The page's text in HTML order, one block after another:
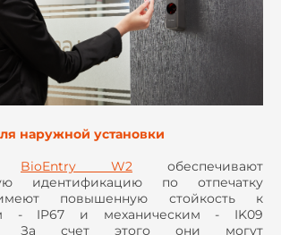
наружной установки
BioEntry W2 обеспечивают
идентификацию по отпечатку
повышенную стойкость к
- IP67 и механическим - IK09
За счет этого они могут